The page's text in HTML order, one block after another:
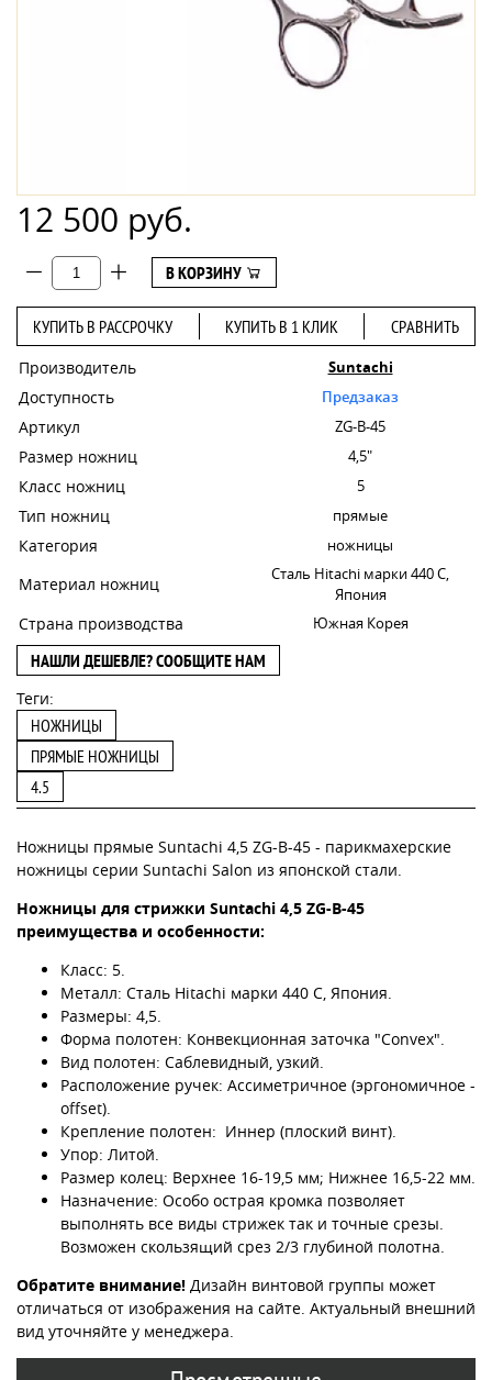
12 500 руб.
В КОРЗИНУ
КУПИТЬ В РАССРОЧКУ КУПИТЬ В 1 КЛИК СРАВНИТЬ
Производитель Suntachi
Доступность Предзаказ
Артикул ZG-B-45
Размер ножниц 4,5"
Класс ножниц 5
Тип ножниц прямые
Категория ножницы
Материал ножниц
Сталь Hitachi марки 440 C,
Япония
Страна производства Южная Корея
НАШЛИ ДЕШЕВЛЕ? СООБЩИТЕ НАМ
Теги:
НОЖНИЦЫ
ПРЯМЫЕ НОЖНИЦЫ
4.5
Ножницы прямые Suntachi 4,5 ZG-B-45 - парикмахерские
ножницы серии Suntachi Salon из японской стали.
Ножницы для стрижки Suntachi 4,5 ZG-B-45
преимущества и особенности:
Класс: 5.
Металл: Сталь Hitachi марки 440 C, Япония.
Размеры: 4,5.
Форма полотен: Конвекционная заточка "Convex".
Вид полотен: Саблевидный, узкий.
Расположение ручек: Ассиметричное (эргономичное -
offset).
Крепление полотен: Иннер (плоский винт).
Упор: Литой.
Размер колец: Верхнее 16-19,5 мм; Нижнее 16,5-22 мм.
Назначение: Особо острая кромка позволяет
выполнять все виды стрижек так и точные срезы.
Возможен скользящий срез 2/3 глубиной полотна.
Обратите внимание! Дизайн винтовой группы может
отличаться от изображения на сайте. Актуальный внешний
вид уточняйте у менеджера.